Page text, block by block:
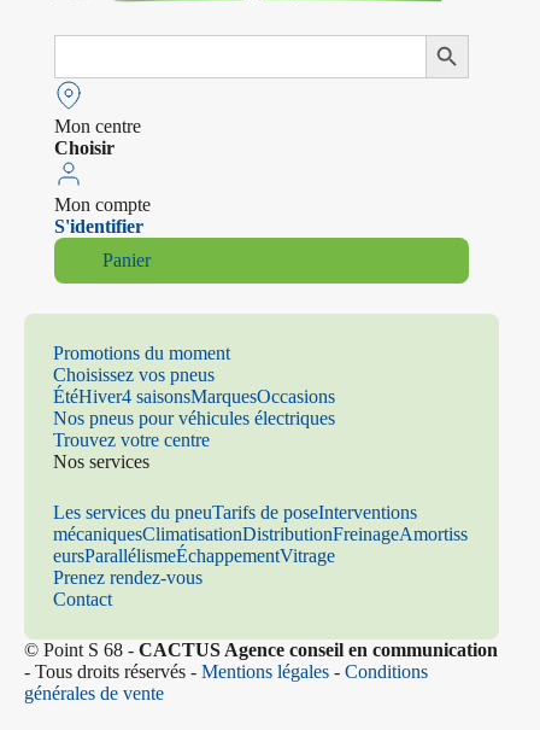
Search
Search Button
Mon centre
Choisir
Mon compte
S'identifier
Panier
Promotions du moment
Choisissez vos pneus
ÉtéHiver4 saisonsMarquesOccasions
Nos pneus pour véhicules électriques
Trouvez votre centre
Nos services
Les services du pneuTarifs de poseInterventions
mécaniquesClimatisationDistributionFreinageAmortiss
eursParallélismeÉchappementVitrage
Prenez rendez-vous
Contact
© Point S 68 - CACTUS Agence conseil en communication
- Tous droits réservés - Mentions légales - Conditions
générales de vente